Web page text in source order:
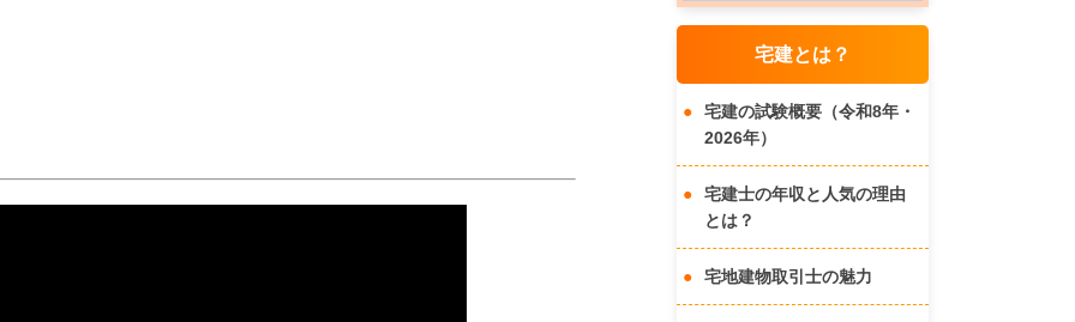
宅建とは？
宅建の試験概要（令和8年・
2026年）
宅建士の年収と人気の理由
とは？
宅地建物取引士の魅力